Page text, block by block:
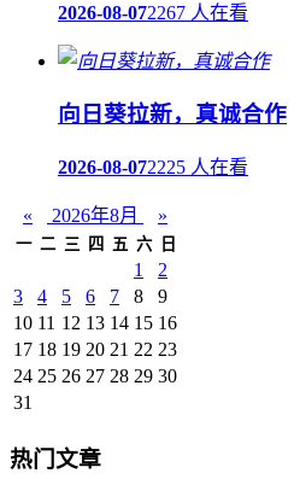
2026-08-072267 人在看
向日葵拉新，真诚合作
2026-08-072225 人在看
« 2026年8月 »
一 二 三 四 五 六 日
1
2
3
4 5 6 7 8
9
10 11 12 13 14 15 16
17 18 19 20 21 22 23
24 25 26 27 28 29 30
31
热门文章